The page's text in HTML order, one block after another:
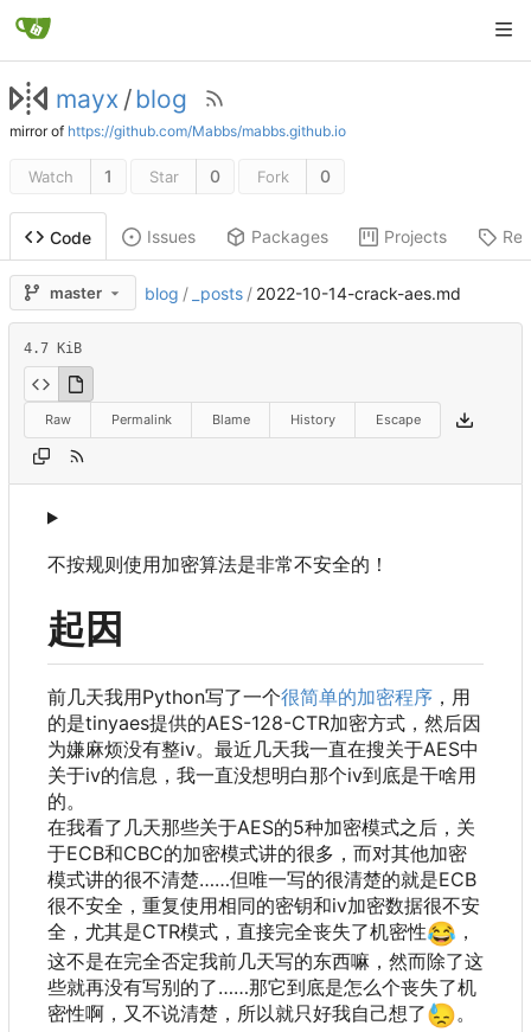
mayx /blog
mirror of https://github.com/Mabbs/mabbs.github.io
Watch 1 Star 0 Fork 0
Code Issues Packages Projects
master blog / _posts / 2022-10-14-crack-aes.md
4.7 KiB
Raw Permalink Blame History Escape
不按规则使用加密算法是非常不安全的！
起因
前几天我用Python写了一个很简单的加密程序 ， 用
的是tinyaes提供的AES-128-CTR加密方式 ， 然后因
为嫌麻烦没有整iv。最近几天我一直在搜关于AES中
关于iv的信息 ， 我一直没想明白那个iv到底是干啥用
的。
在我看了几天那些关于AES的5种加密模式之后 ， 关
于ECB和CBC的加密模式讲的很多 ， 而对其他加密
模式讲的很不清楚……但唯一写的很清楚的就是ECB
很不安全 ， 重复使用相同的密钥和iv加密数据很不安
全 ， 尤其是CTR模式 ， 直接完全丧失了机密性😂 ，
这不是在完全否定我前几天写的东西嘛，然而除了这
些就再没有写别的了……那它到底是怎么个丧失了机
密性啊，又不说清楚，所以就只好我自己想了😓。